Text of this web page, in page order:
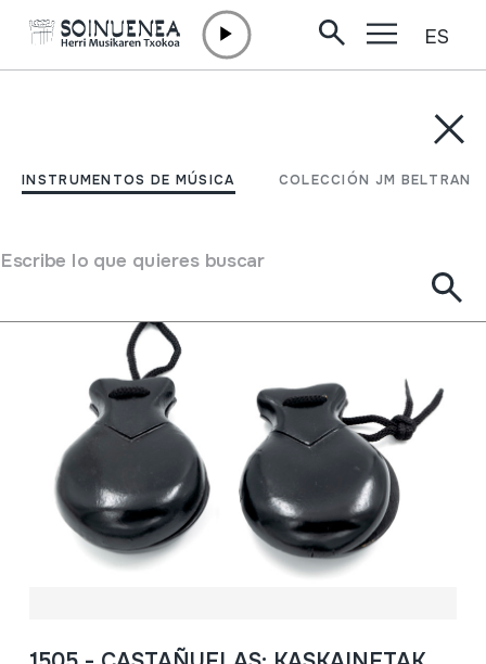
INSTRUMENTOS DE MÚSICA COLECCIÓN JM BELTRAN
Escribe lo que quieres buscar
ES
COLECCIÓN JM BELTRAN
Filtrar